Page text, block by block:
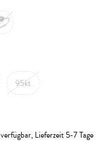
95kt
Lieferzeit 5-7 Tage